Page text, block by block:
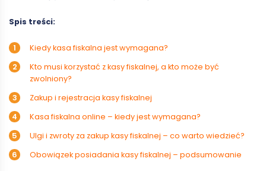
Spis treści:
Kiedy kasa fiskalna jest wymagana?
Kto musi korzystać z kasy fiskalnej, a kto może być
zwolniony?
Zakup i rejestracja kasy fiskalnej
Kasa fiskalna online – kiedy jest wymagana?
Ulgi i zwroty za zakup kasy fiskalnej – co warto wiedzieć?
Obowiązek posiadania kasy fiskalnej – podsumowanie